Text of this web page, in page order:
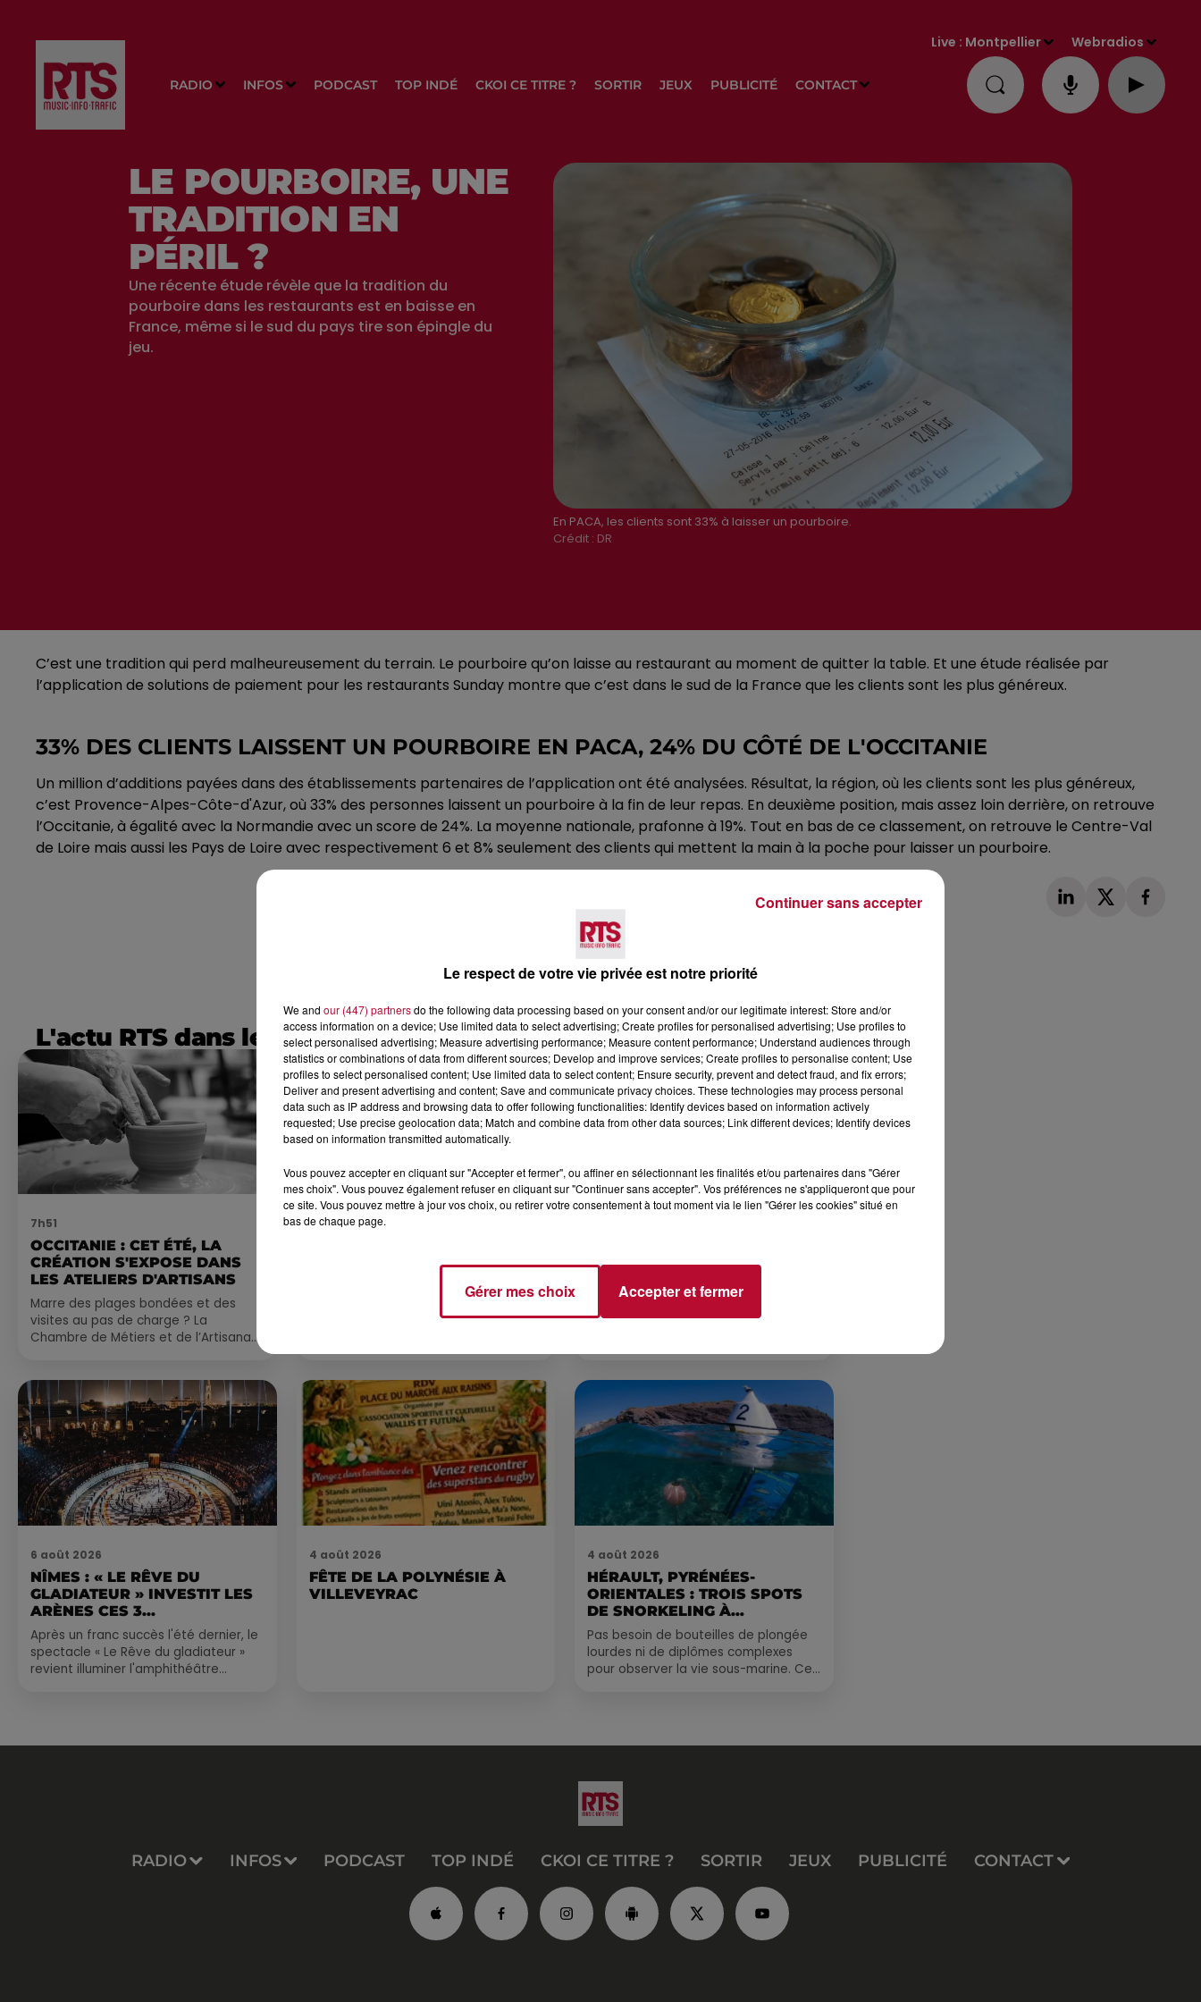
RADIO INFOS PODCAST TOP INDÉ CKOI CE TITRE ? SORTIR JEUX PUBLICITÉ CONTACT
Live : Montpellier Webradios
En PACA, les clients sont 33% à laisser un pourboire.
Crédit : DR
LE POURBOIRE, UNE
TRADITION EN
PÉRIL ?
Une récente étude révèle que la tradition du
pourboire dans les restaurants est en baisse en
France, même si le sud du pays tire son épingle du
jeu.
C’est une tradition qui perd malheureusement du terrain. Le pourboire qu’on laisse au restaurant au moment de quitter la table. Et une étude réalisée par
l’application de solutions de paiement pour les restaurants Sunday montre que c’est dans le sud de la France que les clients sont les plus généreux.
33% DES CLIENTS LAISSENT UN POURBOIRE EN PACA, 24% DU CÔTÉ DE L'OCCITANIE
Un million d’additions payées dans des établissements partenaires de l’application ont été analysées. Résultat, la région, où les clients sont les plus généreux,
c’est Provence-Alpes-Côte-d'Azur, où 33% des personnes laissent un pourboire à la fin de leur repas. En deuxième position, mais assez loin derrière, on retrouve
l’Occitanie, à égalité avec la Normandie avec un score de 24%. La moyenne nationale, prafonne à 19%. Tout en bas de ce classement, on retrouve le Centre-Val
de Loire mais aussi les Pays de Loire avec respectivement 6 et 8% seulement des clients qui mettent la main à la poche pour laisser un pourboire.
L'actu RTS dans le Sud Voir plus
7h51
OCCITANIE : CET ÉTÉ, LA
CRÉATION S'EXPOSE DANS
LES ATELIERS D'ARTISANS
Marre des plages bondées et des
visites au pas de charge ? La
Chambre de Métiers et de l’Artisanat
7 août 2026
Comme tous les vendredis, voici une
pas manquer dans le coin. Que vous
du monde,...
MARSEILLAN
6 août 2026
NÎMES : « LE RÊVE DU
GLADIATEUR » INVESTIT LES
ARÈNES CES 3...
Après un franc succès l'été dernier, le
spectacle « Le Rêve du gladiateur »
revient illuminer l'amphithéâtre
4 août 2026
FÊTE DE LA POLYNÉSIE À
VILLEVEYRAC
4 août 2026
HÉRAULT, PYRÉNÉES-
ORIENTALES : TROIS SPOTS
DE SNORKELING À
EXPLORER...
Pas besoin de bouteilles de plongée
lourdes ni de diplômes complexes
pour observer la vie sous-marine. Cet
RADIO INFOS PODCAST TOP INDÉ CKOI CE TITRE ? SORTIR JEUX PUBLICITÉ CONTACT
Le respect de votre vie privée est notre priorité
We and our (447) partnersdo the following data processing based on your consent and/or our legitimate interest: Store and/or
access information on a device; Use limited data to select advertising; Create profiles for personalised advertising; Use profiles to
select personalised advertising; Measure advertising performance; Measure content performance; Understand audiences through
statistics or combinations of data from different sources; Develop and improve services; Create profiles to personalise content; Use
profiles to select personalised content; Use limited data to select content; Ensure security, prevent and detect fraud, and fix errors;
Deliver and present advertising and content; Save and communicate privacy choices. These technologies may process personal
data such as IP address and browsing data to offer following functionalities: Identify devices based on information actively
requested; Use precise geolocation data; Match and combine data from other data sources; Link different devices; Identify devices
based on information transmitted automatically.
Vous pouvez accepter en cliquant sur "Accepter et fermer", ou affiner en sélectionnant les finalités et/ou partenaires dans "Gérer
mes choix". Vous pouvez également refuser en cliquant sur "Continuer sans accepter". Vos préférences ne s'appliqueront que pour
ce site. Vous pouvez mettre à jour vos choix, ou retirer votre consentement à tout moment via le lien "Gérer les cookies" situé en
bas de chaque page.
Gérer mes choix Accepter et fermer
Continuer sans accepter